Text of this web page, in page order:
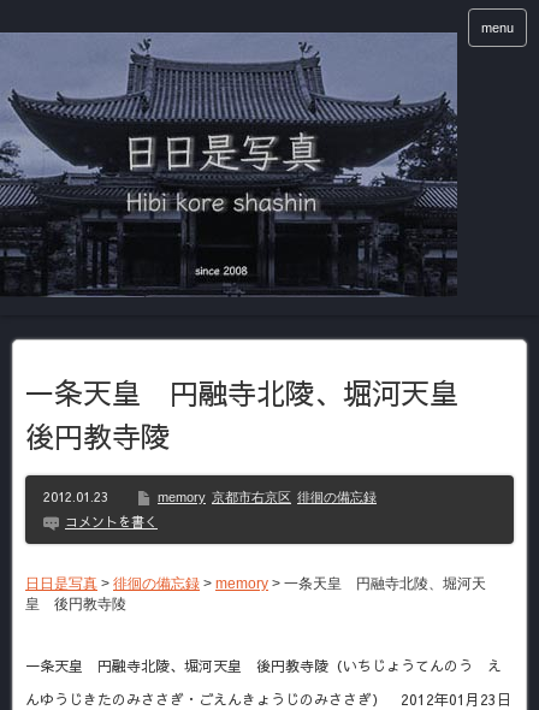
menu
一条天皇 円融寺北陵、堀河天皇
後円教寺陵
2012.01.23 memory 京都市右京区 徘徊の備忘録
コメントを書く
日日是写真 > 徘徊の備忘録 > memory > 一条天皇 円融寺北陵、堀河天
皇 後円教寺陵
一条天皇 円融寺北陵、堀河天皇 後円教寺陵（いちじょうてんのう え
んゆうじきたのみささぎ・ごえんきょうじのみささぎ） 2012年01月23日